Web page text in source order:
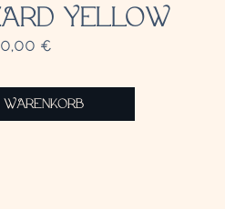
YELLOW
€
WARENKORB